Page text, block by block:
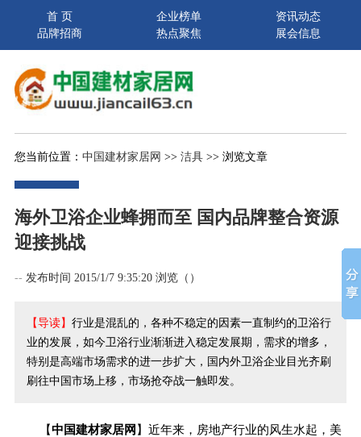
首 页 企业榜单
资讯动态
品牌招商
热点聚焦 展会信息
您当前位置： 中国建材家居网 >> 洁具>> 浏览文章
海外卫浴企业蜂拥而至 国内品牌整合资源
迎接挑战
-- 发布时间 2015/1/7 9:35:20 浏览（ ）
【导读】 行业是混乱的，各种不稳定的因素一直制约的卫浴行
业的发展，如今卫浴行业渐渐进入稳定发展期，需求的增多，
特别是高端市场需求的进一步扩大，国内外卫浴企业目光齐刷
刷往中国市场上移，市场抢夺战一触即发。
【中国建材家居网 】近年来，房地产行业的风生水起，美